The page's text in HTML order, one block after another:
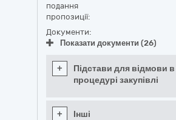
подання
пропозиції:
Документи:
Показати документи (26)
+
Підстави для відмови в
процедурі закупівлі
+ Інші